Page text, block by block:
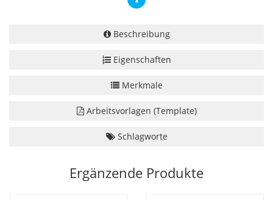
Beschreibung
Eigenschaften
Merkmale
Arbeitsvorlagen (Template)
Schlagworte
Ergänzende Produkte